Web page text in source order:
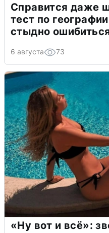
Справится даже
тест по
стыдно
6 августа 73
«Ну вот и всё»: